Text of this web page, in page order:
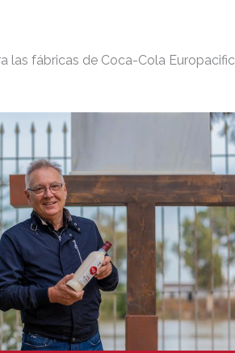
las fábricas de Coca-Cola Europacific